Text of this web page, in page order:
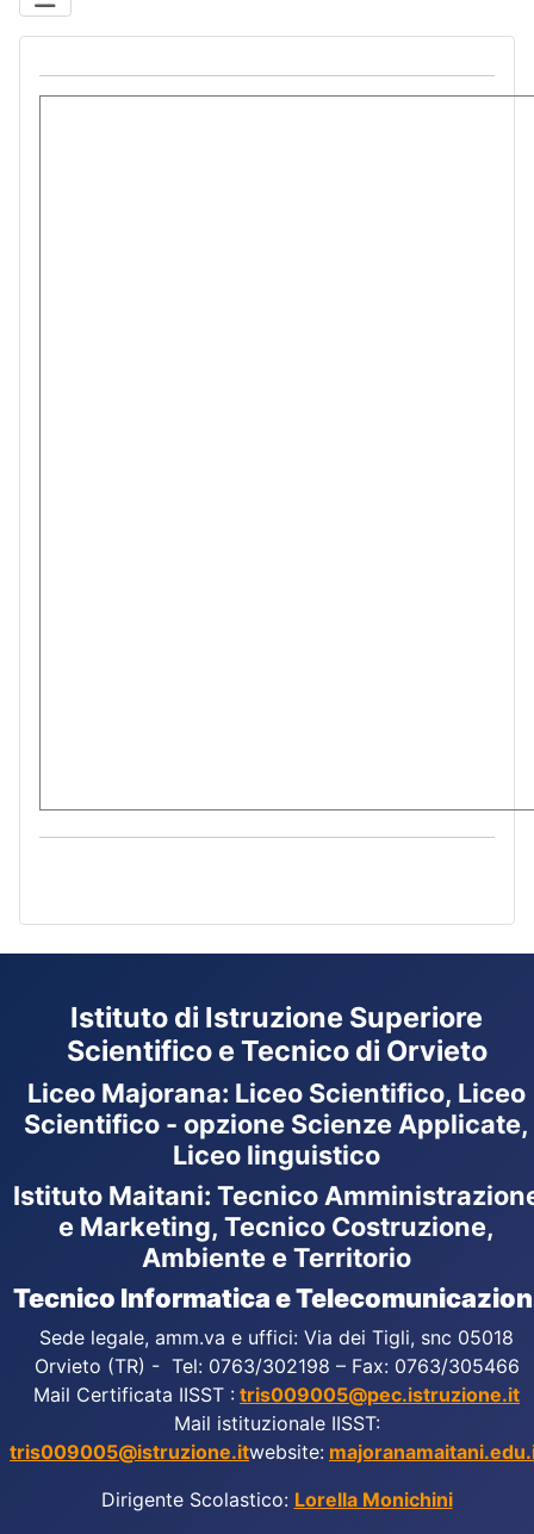
Istituto di Istruzione Superiore
Scientifico e Tecnico di Orvieto
Liceo Majorana: Liceo Scientifico, Liceo
Scientifico - opzione Scienze Applicate,
Liceo linguistico
Istituto Maitani: Tecnico
e Marketing, Tecnico Costruzione,
Ambiente e Territorio
Tecnico Informatica e
Sede legale, amm.va e uffici: Via dei Tigli, snc 05018
Orvieto (TR) - Tel: 0763/302198 – Fax: 0763/305466
Mail Certificata IISST : tris009005@pec.istruzione.it
Mail istituzionale IISST:
tris009005@istruzione.itwebsite:
Dirigente Scolastico: Lorella Monichini